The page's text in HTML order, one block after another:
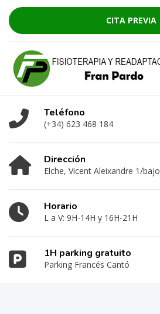
CITA PREVIA
Teléfono
(+34) 623 468 184
Dirección
Elche, Vicent Aleixandre 1/bajo
Horario
L a V: 9H-14H y 16H-21H
1H parking gratuito
Parking Francés Cantó